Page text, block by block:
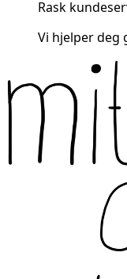
Rask
Vi hjelper deg